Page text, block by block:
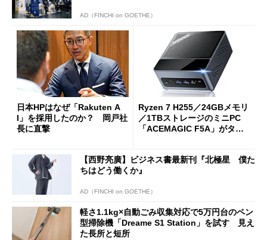
AD（FINCHI on GOETHE）
日本HPはなぜ「Rakuten A
I」を採用したのか？ 岡戸社
長に直撃
Ryzen 7 H255／24GBメモリ
／1TBストレージのミニPC
「ACEMAGIC F5A」がタイ
【西野亮廣】ビジネス書最新刊『北極星 僕た
ちはどう働くか』
AD（FINCHI on GOETHE）
軽さ1.1kg×自動ごみ収集対応で5万円台のペン
型掃除機「Dreame S1 Station」を試す 見え
た長所と短所